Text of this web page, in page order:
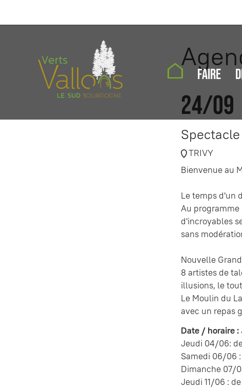
FAIRE
24/09
TRIVY
Bienvenue au
Le temps d'un
Au programme
d'incroyables
sans
Nouvelle
8 artistes de
illusions, le
Le Moulin du
avec un repas
Date / horaire :
Jeudi 04/06: de
Samedi 06/06
Dimanche 07/
Jeudi 11/06 : de